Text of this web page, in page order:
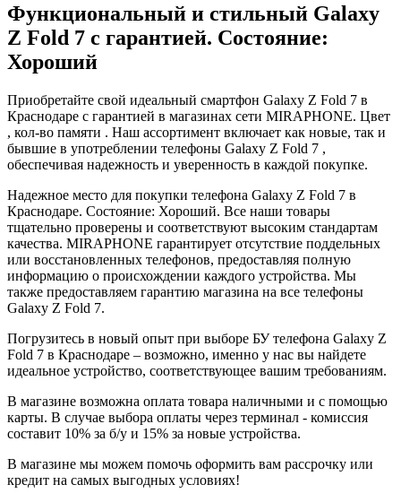
Функциональный и стильный Galaxy
Z Fold 7 с гарантией. Состояние:
Хороший
Приобретайте свой идеальный смартфон Galaxy Z Fold 7 в
Краснодаре с гарантией в магазинах сети MIRAPHONE. Цвет
, кол-во памяти . Наш ассортимент включает как новые, так и
бывшие в употреблении телефоны Galaxy Z Fold 7 ,
обеспечивая надежность и уверенность в каждой покупке.
Надежное место для покупки телефона Galaxy Z Fold 7 в
Краснодаре. Состояние: Хороший. Все наши товары
тщательно проверены и соответствуют высоким стандартам
качества. MIRAPHONE гарантирует отсутствие поддельных
или восстановленных телефонов, предоставляя полную
информацию о происхождении каждого устройства. Мы
также предоставляем гарантию магазина на все телефоны
Galaxy Z Fold 7.
Погрузитесь в новый опыт при выборе БУ телефона Galaxy Z
Fold 7 в Краснодаре – возможно, именно у нас вы найдете
идеальное устройство, соответствующее вашим требованиям.
В магазине возможна оплата товара наличными и с помощью
карты. В случае выбора оплаты через терминал - комиссия
составит 10% за б/у и 15% за новые устройства.
В магазине мы можем помочь оформить вам рассрочку или
кредит на самых выгодных условиях!